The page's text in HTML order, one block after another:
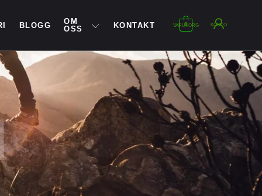
BLOGG
OM
OSS
KONTAKT 0
VARUKORG KONTO